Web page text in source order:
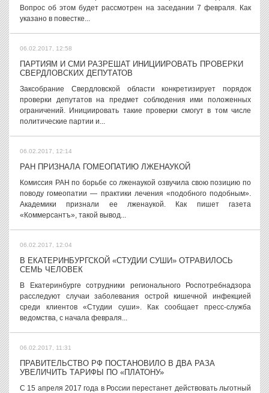
Вопрос об этом будет рассмотрен на заседании 7 февраля. Как
указано в повестке...
06.02.2017, 12:58
ПАРТИЯМ И СМИ РАЗРЕШАТ ИНИЦИИРОВАТЬ ПРОВЕРКИ
СВЕРДЛОВСКИХ ДЕПУТАТОВ
Заксобрание Свердловской области конкретизирует порядок
проверки депутатов на предмет соблюдения ими положенных
ограничений. Инициировать такие проверки смогут в том числе
политические партии и...
06.02.2017, 12:14
РАН ПРИЗНАЛА ГОМЕОПАТИЮ ЛЖЕНАУКОЙ
Комиссия РАН по борьбе со лженаукой озвучила свою позицию по
поводу гомеопатии — практики лечения «подобного подобным».
Академики признали ее лженаукой. Как пишет газета
«Коммерсантъ», такой вывод...
06.02.2017, 12:04
В ЕКАТЕРИНБУРГСКОЙ «СТУДИИ СУШИ» ОТРАВИЛОСЬ
СЕМЬ ЧЕЛОВЕК
В Екатеринбурге сотрудники регионального Роспотребнадзора
расследуют случаи заболевания острой кишечной инфекцией
среди клиентов «Студии суши». Как сообщает пресс-служба
ведомства, с начала февраля...
06.02.2017, 11:31
ПРАВИТЕЛЬСТВО РФ ПОСТАНОВИЛО В ДВА РАЗА
УВЕЛИЧИТЬ ТАРИФЫ ПО «ПЛАТОНУ»
С 15 апреля 2017 года в России перестанет действовать льготный